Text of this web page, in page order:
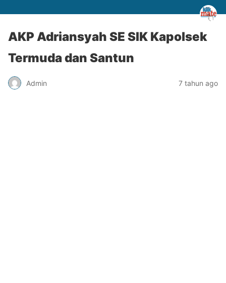
AKP Adriansyah SE SIK Kapolsek
Termuda dan Santun
Admin 7 tahun ago